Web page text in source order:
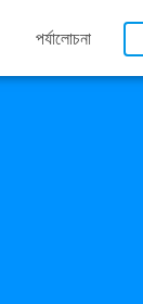
পর্যালোচনা